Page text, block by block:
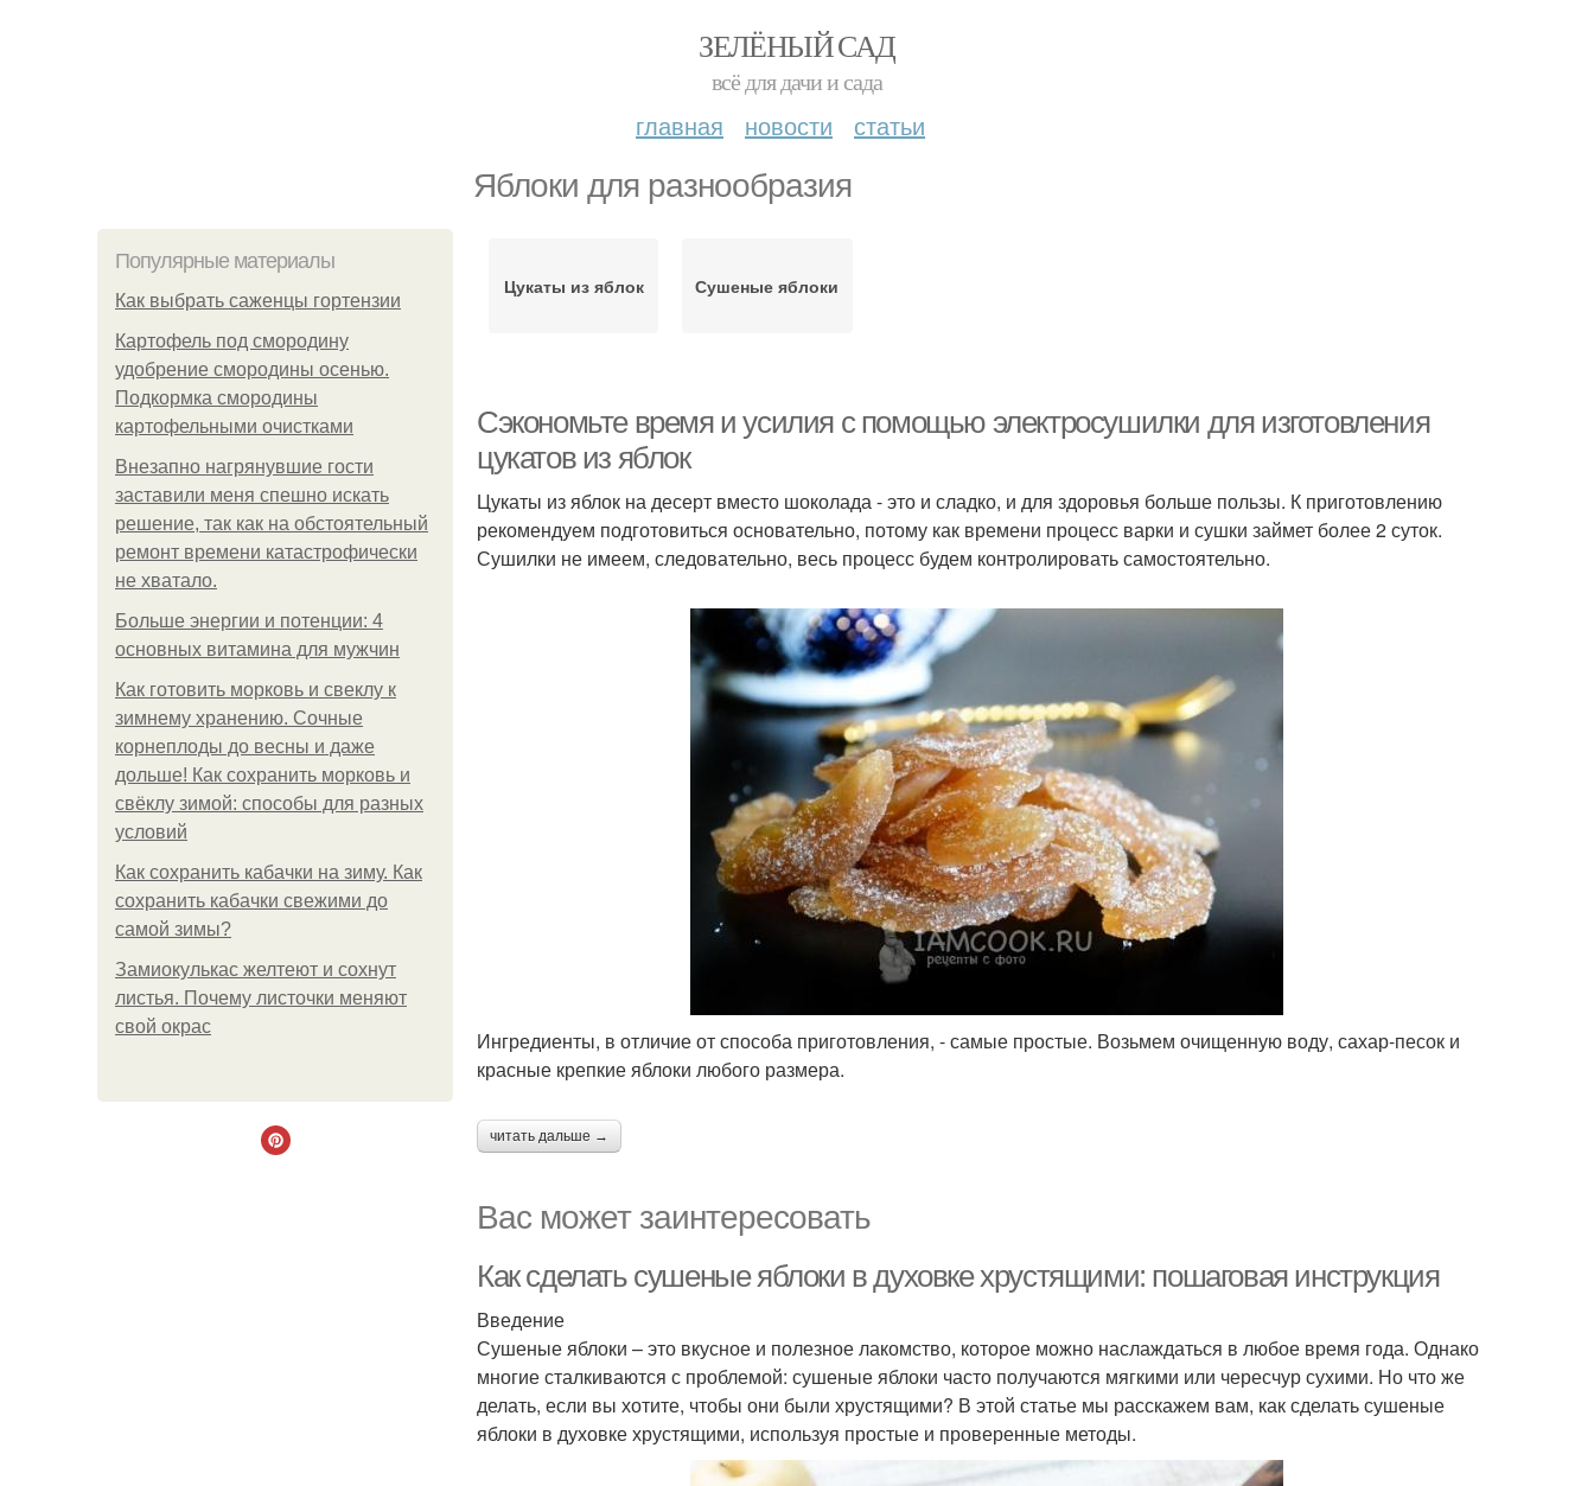
ЗЕЛЁНЫЙ САД
всё для дачи и сада
главная новости статьи
Яблоки для разнообразия
Популярные материалы
Как выбрать саженцы гортензии
Картофель под смородину
удобрение смородины осенью.
Подкормка смородины
картофельными очистками
Внезапно нагрянувшие гости
заставили меня спешно искать
решение, так как на обстоятельный
ремонт времени катастрофически
не хватало.
Больше энергии и потенции: 4
основных витамина для мужчин
Как готовить морковь и свеклу к
зимнему хранению. Сочные
корнеплоды до весны и даже
дольше! Как сохранить морковь и
свёклу зимой: способы для разных
условий
Как сохранить кабачки на зиму. Как
сохранить кабачки свежими до
самой зимы?
Замиокулькас желтеют и сохнут
листья. Почему листочки меняют
свой окрас
Цукаты из яблок Сушеные яблоки
Сэкономьте время и усилия с помощью электросушилки для изготовления
цукатов из яблок
Цукаты из яблок на десерт вместо шоколада - это и сладко, и для здоровья больше пользы. К приготовлению
рекомендуем подготовиться основательно, потому как времени процесс варки и сушки займет более 2 суток.
Сушилки не имеем, следовательно, весь процесс будем контролировать самостоятельно.
Ингредиенты, в отличие от способа приготовления, - самые простые. Возьмем очищенную воду, сахар-песок и
красные крепкие яблоки любого размера.
читать дальше →
Вас может заинтересовать
Как сделать сушеные яблоки в духовке хрустящими: пошаговая инструкция
Введение
Сушеные яблоки – это вкусное и полезное лакомство, которое можно наслаждаться в любое время года. Однако
многие сталкиваются с проблемой: сушеные яблоки часто получаются мягкими или чересчур сухими. Но что же
делать, если вы хотите, чтобы они были хрустящими? В этой статье мы расскажем вам, как сделать сушеные
яблоки в духовке хрустящими, используя простые и проверенные методы.